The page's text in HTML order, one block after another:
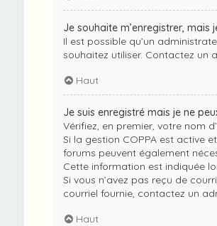
Je souhaite m’enregistrer, mais
Il est possible qu’un
souhaitez utiliser. Contactez un
Haut
Je suis enregistré mais je ne
Vérifiez, en premier, votre nom
Si la gestion COPPA est active
forums peuvent également
Cette information est indiquée
Si vous n’avez pas reçu de
courriel fournie, contactez un
Haut